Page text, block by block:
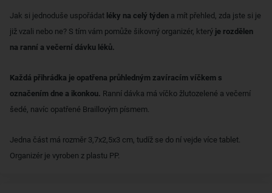
Jak si jednoduše uspořádat léky na celý týden a mít přehled, zda jste si je
již vzali nebo ne? S tím vám pomůže šikovný organizér, který je rozdělen
na ranní a večerní dávku léků.
Každá přihrádka je opatřena průhledným zavíracím víčkem s
označením dne a ikonkou. Ranní dávka má víčko žlutozelené a večerní
šedé, navíc opatřené Braillovým písmem.
Jedna část má rozměr 3,7x2,5x3 cm, tudíž se do ní vejde více tablet.
Organizér je vyroben z plastu PP.